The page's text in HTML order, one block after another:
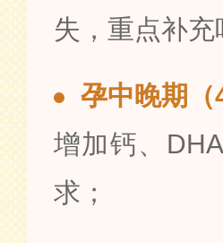
失，重点补
孕中晚期（
增加钙、
求；